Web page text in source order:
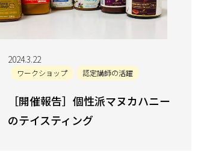
2024.3.22
ワークショップ 認定講師の活躍
［開催報告］個性派マヌカハニー
のテイスティング